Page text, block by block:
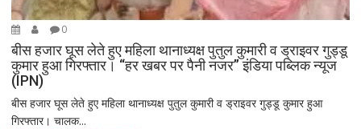
0
बीस हजार घूस लेते हुए महिला थानाध्यक्ष पुतुल कुमारी व ड्राइवर गुड्डू
कुमार हुआ गिरफ्तार। “हर खबर पर पैनी नजर” इंडिया पब्लिक न्यूज
(IPN)
बीस हजार घूस लेते हुए महिला थानाध्यक्ष पुतुल कुमारी व ड्राइवर गुड्डू कुमार हुआ
गिरफ्तार। चालक...